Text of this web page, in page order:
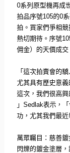
0系列原型機再成
拍品序號105的0
拍。買家們爭相競
熱切期待。序號
佣金）的天價成交
「這次拍賣會的
尤其具有歷史意
這次，我們很高
」 Sedlak表示，
功，尤其我們最近
萬眾矚目：慈善
閃爍的鍍金塗層